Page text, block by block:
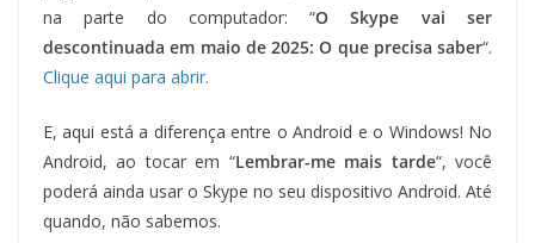
na parte do computador: “O Skype vai ser
descontinuada em maio de 2025: O que precisa saber“.
Clique aqui para abrir.
E, aqui está a diferença entre o Android e o Windows! No
Android, ao tocar em “Lembrar-me mais tarde“, você
poderá ainda usar o Skype no seu dispositivo Android. Até
quando, não sabemos.